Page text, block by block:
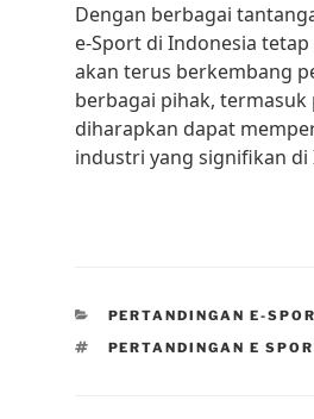
Dengan berbagai
e-Sport di Indonesia
akan terus berkembang
berbagai pihak,
diharapkan dapat
industri yang signifikan di
CATEGORIES
PERTANDINGAN E-
TAGS
PERTANDINGAN E